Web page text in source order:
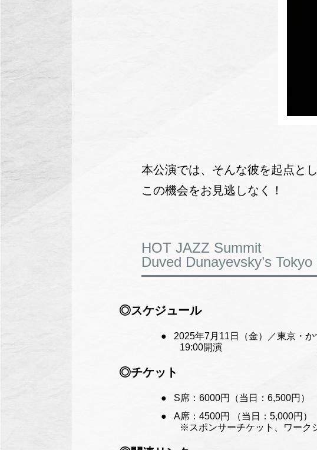
本公演では、そんな彼を起点と
この機会をお見逃しなく！
HOT JAZZ Summit
Duved Dunayevsky’s
◎スケジュール
2025年7月11日（金）／東京・
19:00開演
◎チケット
S席：6000円（当日：6,500円）
A席：4500円 （当日：5,000円）
※スポンサーチケット、ワークシ